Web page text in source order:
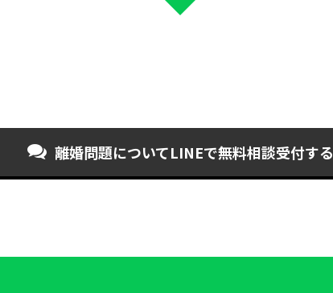
離婚問題についてLINEで無料相談受付する